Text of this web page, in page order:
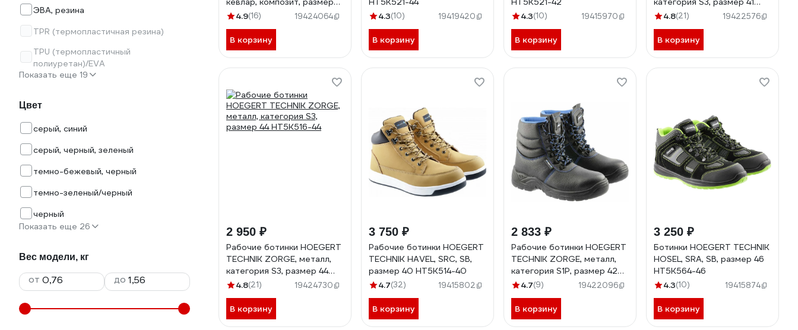
ЭВА, резина
TPR (термопластичная резина)
TPU (термопластичный
полиуретан)/EVA
Показать еще 19
Цвет
серый, синий
серый, черный, зеленый
темно-бежевый, черный
темно-зеленый/черный
черный
Показать еще 26
Вес модели, кг
от до
46 HT5K562-46
4.9(16) 19424064
В корзину
4.3(10) 19419420
В корзину
4.3(10) 19415970
В корзину
HT5K516-41
4.8(21) 19422576
В корзину
2 950 ₽
Рабочие ботинки HOEGERT
TECHNIK ZORGE, металл,
категория S3, размер 44
HT5K516-44
4.8(21) 19424730
В корзину
3 750 ₽
Рабочие ботинки HOEGERT
TECHNIK HAVEL, SRC, SB,
размер 40 HT5K514-40
4.7(32) 19415802
В корзину
2 833 ₽
Рабочие ботинки HOEGERT
TECHNIK ZORGE, металл,
категория S1P, размер 42
HT5K517-42
4.7(9) 19422096
В корзину
3 250 ₽
Ботинки HOEGERT TECHNIK
HOSEL, SRA, SB, размер 46
HT5K564-46
4.3(10) 19415874
В корзину